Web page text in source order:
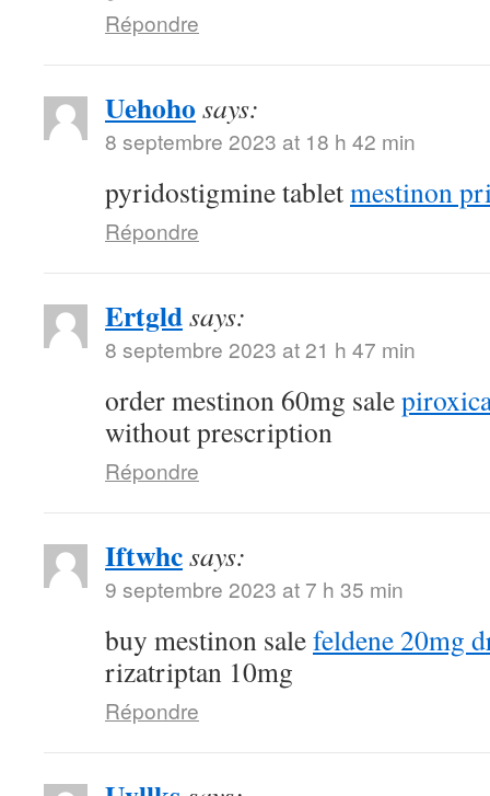
Répondre
Uehoho says:
8 septembre 2023 at 18 h 42 min
pyridostigmine tabletmestinon
Répondre
Ertgldsays:
8 septembre 2023 at 21 h 47 min
order mestinon 60mg sale
without prescription
Répondre
Iftwhcsays:
9 septembre 2023 at 7 h 35 min
buy mestinon salefeldene 20mg
rizatriptan 10mg
Répondre